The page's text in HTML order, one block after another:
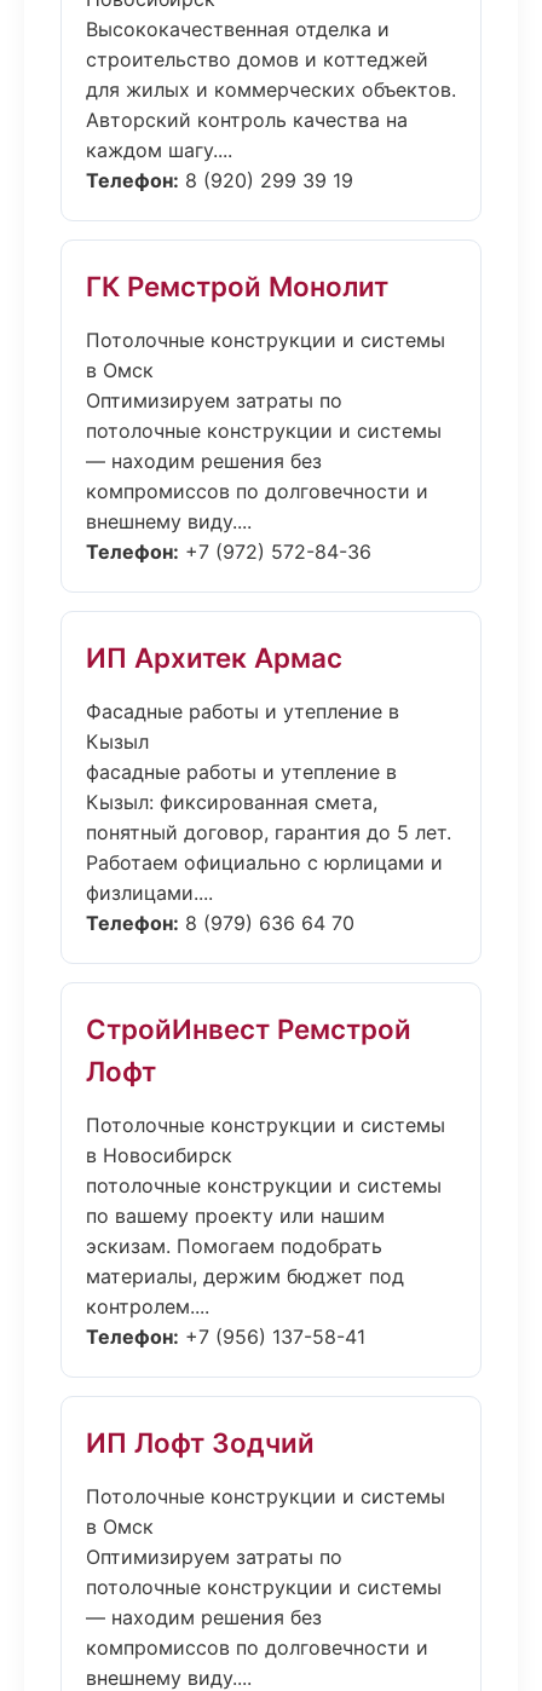
Высококачественная отделка и
строительство домов и коттеджей
для жилых и коммерческих объектов.
Авторский контроль качества на
каждом шагу....
Телефон: 8 (920) 299 39 19
ГК Ремстрой Монолит
Потолочные конструкции и системы
в Омск
Оптимизируем затраты по
потолочные конструкции и системы
— находим решения без
компромиссов по долговечности и
внешнему виду....
Телефон: +7 (972) 572-84-36
ИП Архитек Армас
Фасадные работы и утепление в
Кызыл
фасадные работы и утепление в
Кызыл: фиксированная смета,
понятный договор, гарантия до 5 лет.
Работаем официально с юрлицами и
физлицами....
Телефон: 8 (979) 636 64 70
СтройИнвест Ремстрой
Лофт
Потолочные конструкции и системы
в Новосибирск
потолочные конструкции и системы
по вашему проекту или нашим
эскизам. Помогаем подобрать
материалы, держим бюджет под
контролем....
Телефон: +7 (956) 137-58-41
ИП Лофт Зодчий
Потолочные конструкции и системы
в Омск
Оптимизируем затраты по
потолочные конструкции и системы
— находим решения без
компромиссов по долговечности и
внешнему виду....